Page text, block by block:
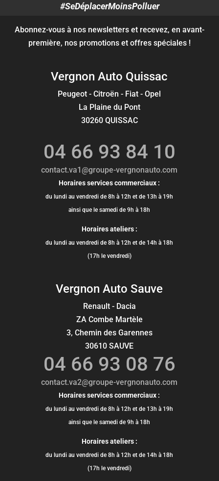
#SeDéplacerMoinsPolluer
Abonnez-vous à nos newsletters et recevez, en avant-
première, nos promotions et offres spéciales !
Vergnon Auto Quissac
Peugeot - Citroën - Fiat - Opel
La Plaine du Pont
30260 QUISSAC
04 66 93 84 10
contact.va1@groupe-vergnonauto.com
Horaires services commerciaux :
du lundi au vendredi de 8h à 12h et de 13h à 19h
ainsi que le samedi de 9h à 18h
Horaires ateliers :
du lundi au vendredi de 8h à 12h et de 14h à 18h
(17h le vendredi)
Vergnon Auto Sauve
Renault - Dacia
ZA Combe Martèle
3, Chemin des Garennes
30610 SAUVE
04 66 93 08 76
contact.va2@groupe-vergnonauto.com
Horaires services commerciaux :
du lundi au vendredi de 8h à 12h et de 13h à 19h
ainsi que le samedi de 9h à 18h
Horaires ateliers :
du lundi au vendredi de 8h à 12h et de 14h à 18h
(17h le vendredi)